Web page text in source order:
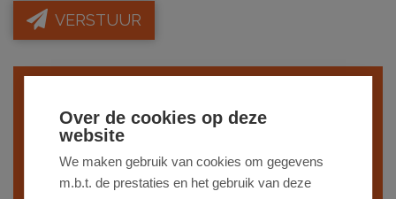
VERSTUUR
pand,schrijf je dan in
op onze nieuwsbrief
en blijf op de hoogte van onsrecentste
aanbod.
Over de cookies op deze
website
We maken gebruik van cookies om gegevens
m.b.t. de prestaties en het gebruik van deze